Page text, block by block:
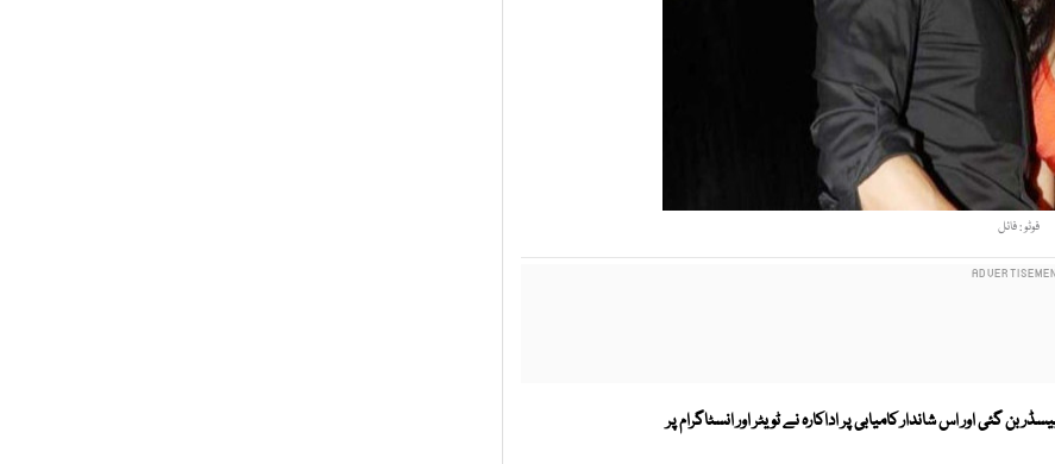
فوٹو : فائل
گئی اور اس شاندار کامیابی پر اداکارہ نے ٹویٹر اور انسٹاگرام پر